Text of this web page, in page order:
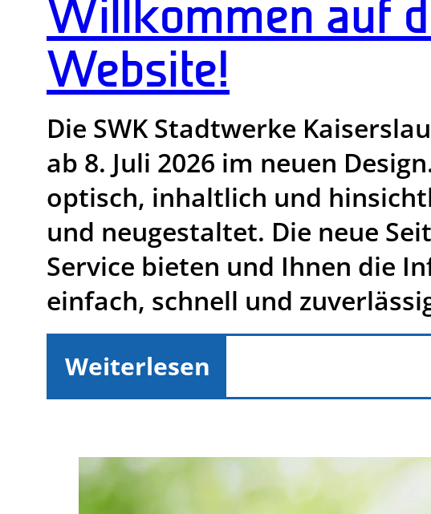
Willkommen auf
Website!
Die SWK Stadtwerke
ab 8. Juli 2026 im neuen
optisch, inhaltlich und
und neugestaltet. Die neue
Service bieten und Ihnen die
einfach, schnell und
Weiterlesen